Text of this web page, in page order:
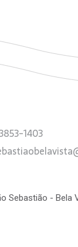
1403
Sebastião -